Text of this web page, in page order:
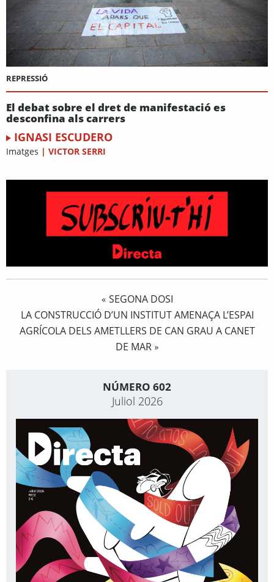
REPRESSIÓ
El debat sobre el dret de manifestació es
desconfina als carrers
IGNASI ESCUDERO
Imatges | VICTOR SERRI
« SEGONA DOSI
LA CONSTRUCCIÓ D’UN INSTITUT AMENAÇA L’ESPAI
AGRÍCOLA DELS AMETLLERS DE CAN GRAU A CANET
DE MAR»
NÚMERO 602
Juliol 2026